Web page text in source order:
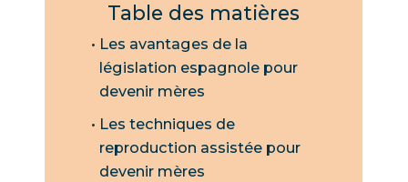
Table des matières
Les avantages de la
législation espagnole pour
devenir mères
Les techniques de
reproduction assistée pour
devenir mères